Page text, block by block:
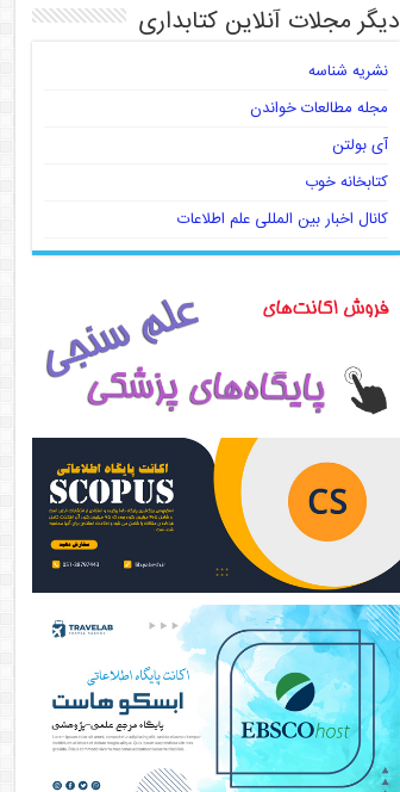
دیگر مجلات آنلاین کتابداری
نشریه شناسه
مجله مطالعات خواندن
آی بولتن
کتابخانه خوب
کانال اخبار بین المللی علم اطلاعات